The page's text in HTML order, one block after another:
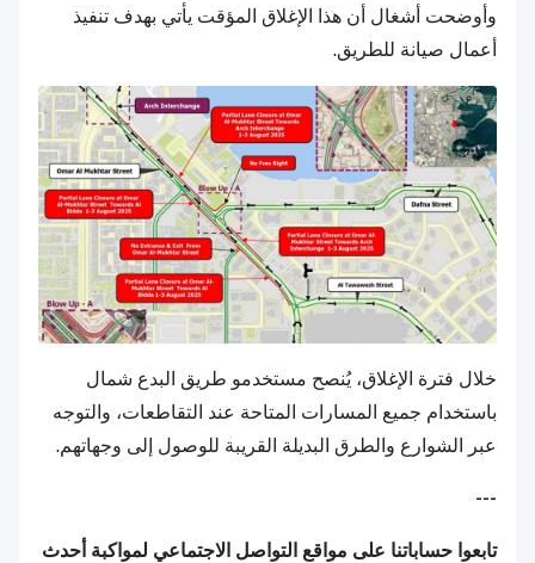
وأوضحت أشغال أن هذا الإغلاق المؤقت يأتي بهدف تنفيذ
أعمال صيانة للطريق.
خلال فترة الإغلاق، يُنصح مستخدمو طريق البدع شمال
باستخدام جميع المسارات المتاحة عند التقاطعات، والتوجه
عبر الشوارع والطرق البديلة القريبة للوصول إلى وجهاتهم.
---
تابعوا حساباتنا على مواقع التواصل الاجتماعي لمواكبة أحدث